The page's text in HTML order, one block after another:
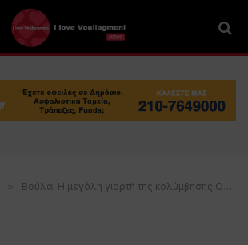
» Βούλα: Η μεγάλη γιορτή της κολύμβησης Open Water επιστρέφει από τις 10 έως τις 12 Οκτωβρίου